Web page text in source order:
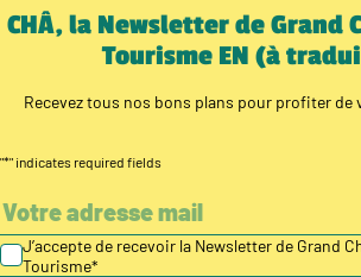
CHÂ, la Newsletter de Grand
Tourisme EN (à
Recevez tous nos bons plans pour profiter de
"*" indicates required fields
J’accepte de recevoir la Newsletter de Grand
Tourisme*